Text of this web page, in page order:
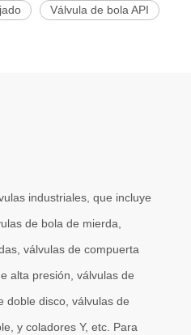
Válvula de bola API
industriales, que incluye
de bola de mierda,
válvulas de compuerta
alta presión, válvulas de
doble disco, válvulas de
y coladores Y, etc. Para